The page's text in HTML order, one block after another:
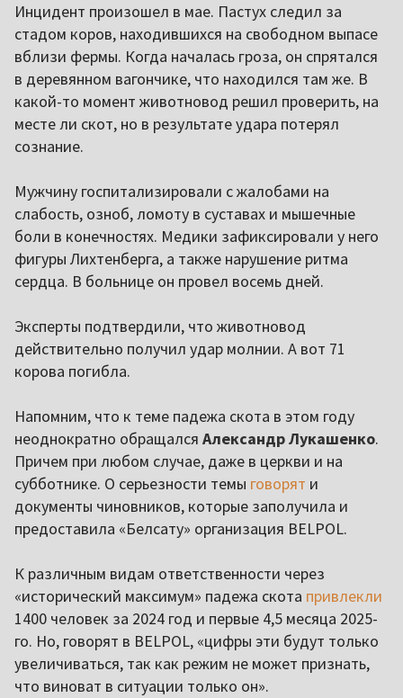
Инцидент произошел в мае. Пастух следил за
стадом коров, находившихся на свободном выпасе
вблизи фермы. Когда началась гроза, он спрятался
в деревянном вагончике, что находился там же. В
какой-то момент животновод решил проверить, на
месте ли скот, но в результате удара потерял
сознание.
Мужчину госпитализировали с жалобами на
слабость, озноб, ломоту в суставах и мышечные
боли в конечностях. Медики зафиксировали у него
фигуры Лихтенберга, а также нарушение ритма
сердца. В больнице он провел восемь дней.
Эксперты подтвердили, что животновод
действительно получил удар молнии. А вот 71
корова погибла.
Напомним, что к теме падежа скота в этом году
неоднократно обращался Александр Лукашенко.
Причем при любом случае, даже в церкви и на
субботнике. О серьезности темы говорят и
документы чиновников, которые заполучила и
предоставила «Белсату» организация BELPOL.
К различным видам ответственности через
«исторический максимум» падежа скота привлекли
1400 человек за 2024 год и первые 4,5 месяца 2025-
го. Но, говорят в BELPOL, «цифры эти будут только
увеличиваться, так как режим не может признать,
что виноват в ситуации только он».